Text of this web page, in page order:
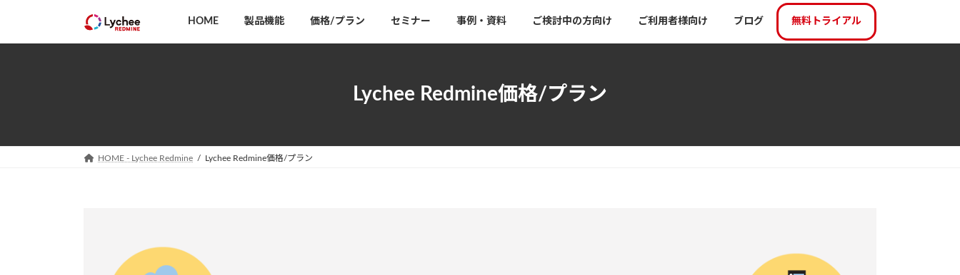
テ
ッ
ゲ
移
HOME 製品機能 価格/プラン セミナー 事例・資料 ご検討中の方向け ご利用者様向け ブログ 無料トライアル
Lychee Redmine価格/プラン
HOME - Lychee Redmine Lychee Redmine価格/プラン